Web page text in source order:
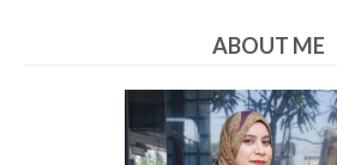
ABOUT ME